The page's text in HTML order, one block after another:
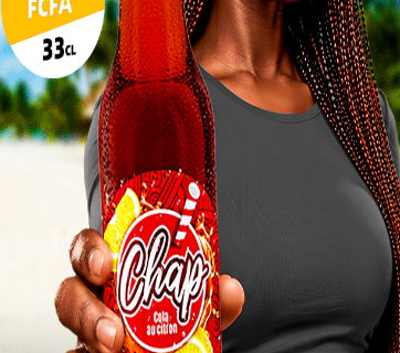
et le paiement
à une
L’OTR invite donc les contribuables à
effectuer leurs demandes avant le début de
la suspension afin d’éviter tout
désagrément. Cette pause temporaire,
d’ordre technique et organisationnel,
s’inscrit dans la volonté de garantir un